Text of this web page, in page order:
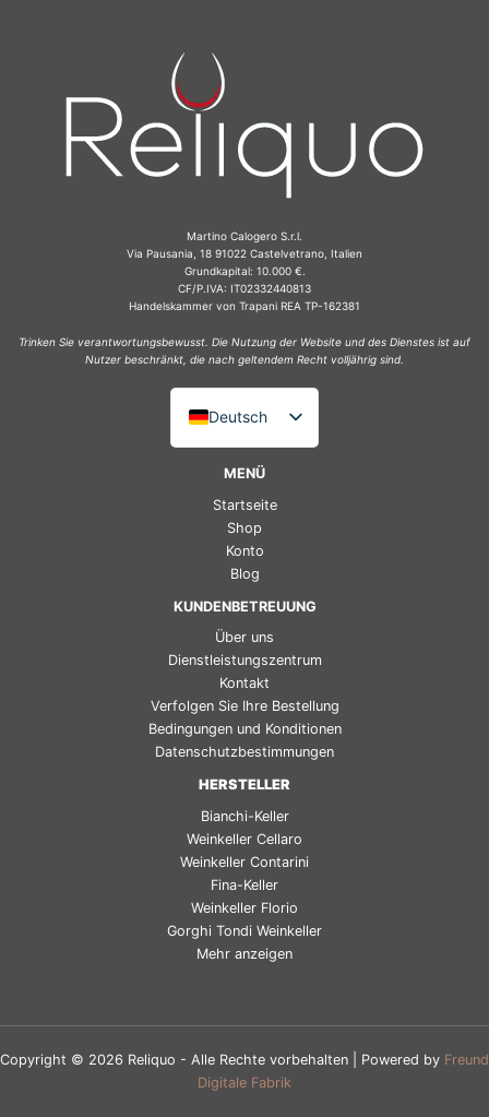
Martino Calogero S.r.l.
Via Pausania, 18 91022 Castelvetrano, Italien
Grundkapital: 10.000 €.
CF/P.IVA: IT02332440813
Handelskammer von Trapani REA TP-162381
Trinken Sie verantwortungsbewusst. Die Nutzung der Website und des Dienstes ist auf
Nutzer beschränkt, die nach geltendem Recht volljährig sind.
Deutsch
Italiano
Français
Español
MENÜ
Startseite
Shop
Konto
Blog
KUNDENBETREUUNG
Über uns
Dienstleistungszentrum
Kontakt
Verfolgen Sie Ihre Bestellung
Bedingungen und Konditionen
Datenschutzbestimmungen
HERSTELLER
Bianchi-Keller
Weinkeller Cellaro
Weinkeller Contarini
Fina-Keller
Weinkeller Florio
Gorghi Tondi Weinkeller
Mehr anzeigen
Copyright © 2026 Reliquo - Alle Rechte vorbehalten | Powered by Freund
Digitale Fabrik